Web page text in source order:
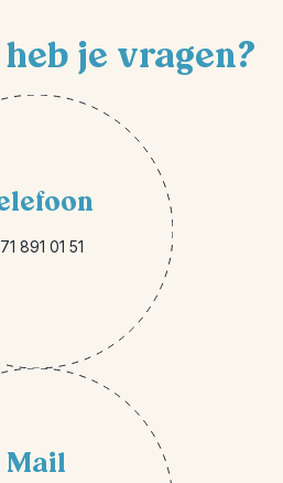
je vragen?
891 01 51
Mail